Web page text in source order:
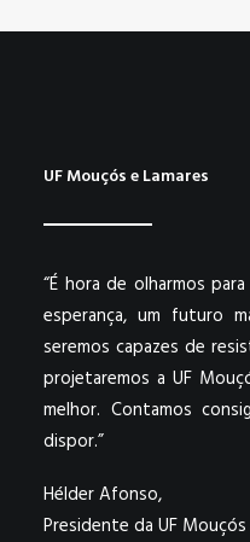
UF Mouçós e Lamares
“É hora de olharmos
esperança, um futuro
seremos capazes de
projetaremos a UF
melhor. Contamos
dispor.”
Hélder Afonso,
Presidente da UF Mouçós